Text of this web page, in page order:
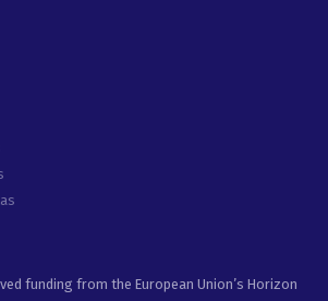
funding from the European Union’s Horizon